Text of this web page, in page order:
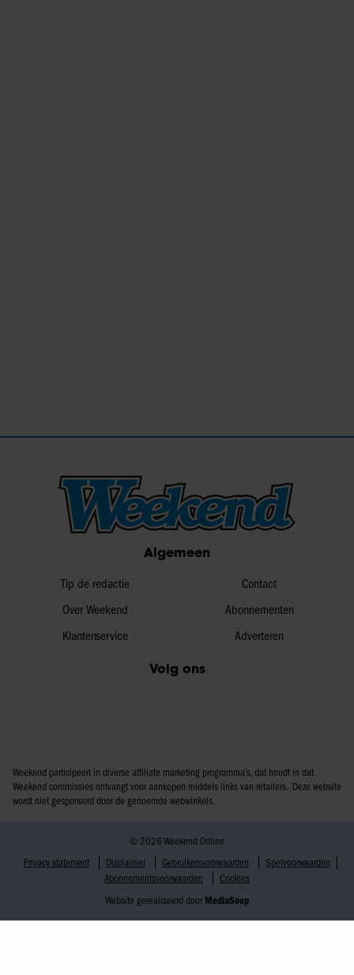
Algemeen
Tip de redactie
Over Weekend
Klantenservice
Contact
Abonnementen
Adverteren
Volg ons
Weekend participeert in diverse affiliate marketing programma’s, dat houdt in dat
Weekend commissies ontvangt voor aankopen middels links van retailers. Deze website
wordt niet gesponsord door de genoemde webwinkels.
© 2026 Weekend Online
Privacy statement
Disclaimer Gebruikersvoorwaarden
Spelvoorwaarden
Abonnementsvoorwaarden
Cookies
Website gerealiseerd door MediaSoep